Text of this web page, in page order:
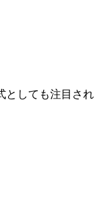
としても注目され